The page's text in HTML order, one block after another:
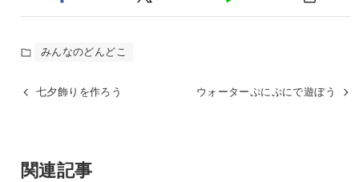
みんなのどんどこ
七夕飾りを作ろう ウォーターぷにぷにで遊ぼう
関連記事